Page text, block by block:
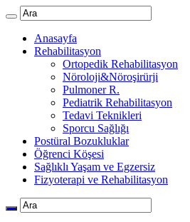
Anasayfa
Rehabilitasyon
Ortopedik Rehabilitasyon
Nöroloji&Nöroşirürji
Pulmoner R.
Pediatrik Rehabilitasyon
Tedavi Teknikleri
Sporcu Sağlığı
Postüral Bozukluklar
Öğrenci Köşesi
Sağlıklı Yaşam ve Egzersiz
Fizyoterapi ve Rehabilitasyon